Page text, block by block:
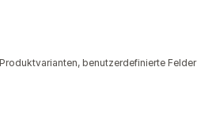
benutzerdefinierte Felder